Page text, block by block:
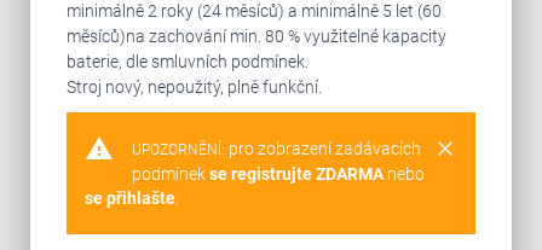
minimálně 2 roky (24 měsíců) a minimálně 5 let (60
měsíců)na zachování min. 80 % využitelné kapacity
baterie, dle smluvních podmínek.
Stroj nový, nepoužitý, plně funkční.
warning clear
UPOZORNĚNÍ: pro zobrazení zadávacích
podmínekse registrujte ZDARMAnebo
se přihlašte.